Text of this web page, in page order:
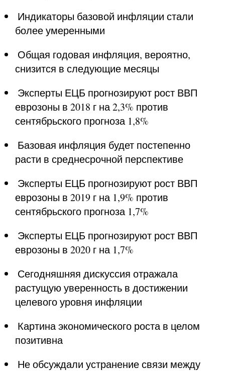
более умеренными
снизится в следующие месяцы
еврозоны в 2018 г на 2,3% против
сентябрьского прогноза 1,8%
расти в среднесрочной перспективе
еврозоны в 2019 г на 1,9% против
сентябрьского прогноза 1,7%
еврозоны в 2020 г на 1,7%
растущую уверенность в достижении
целевого уровня инфляции
позитивна